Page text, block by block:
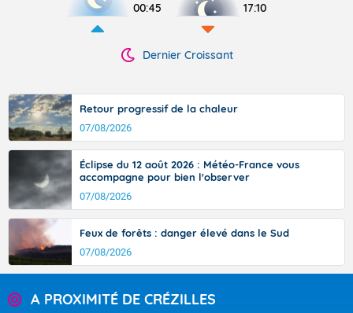
00:45 17:10
Dernier Croissant
Retour progressif de la chaleur
07/08/2026
Éclipse du 12 août 2026 : Météo-France vous
accompagne pour bien l'observer
07/08/2026
Feux de forêts : danger élevé dans le Sud
07/08/2026
A PROXIMITÉ DE CRÉZILLES